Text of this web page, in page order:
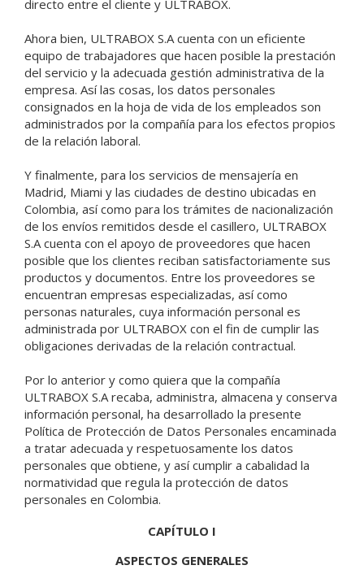
directo entre el cliente y ULTRABOX.
Ahora bien, ULTRABOX S.A cuenta con un eficiente
equipo de trabajadores que hacen posible la prestación
del servicio y la adecuada gestión administrativa de la
empresa. Así las cosas, los datos personales
consignados en la hoja de vida de los empleados son
administrados por la compañía para los efectos propios
de la relación laboral.
Y finalmente, para los servicios de mensajería en
Madrid, Miami y las ciudades de destino ubicadas en
Colombia, así como para los trámites de nacionalización
de los envíos remitidos desde el casillero, ULTRABOX
S.A cuenta con el apoyo de proveedores que hacen
posible que los clientes reciban satisfactoriamente sus
productos y documentos. Entre los proveedores se
encuentran empresas especializadas, así como
personas naturales, cuya información personal es
administrada por ULTRABOX con el fin de cumplir las
obligaciones derivadas de la relación contractual.
Por lo anterior y como quiera que la compañía
ULTRABOX S.A recaba, administra, almacena y conserva
información personal, ha desarrollado la presente
Política de Protección de Datos Personales encaminada
a tratar adecuada y respetuosamente los datos
personales que obtiene, y así cumplir a cabalidad la
normatividad que regula la protección de datos
personales en Colombia.
CAPÍTULO I
ASPECTOS GENERALES